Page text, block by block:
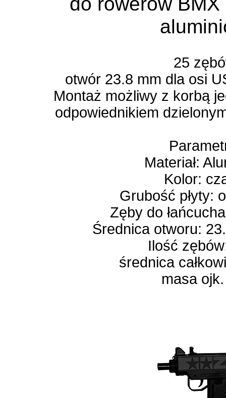
25
otwór 23.8 mm dla osi
Montaż możliwy z korbą
odpowiednikiem
Materiał:
Kolor:
Grubość płyty:
Zęby do
Średnica otworu:
Ilość
średnica
masa